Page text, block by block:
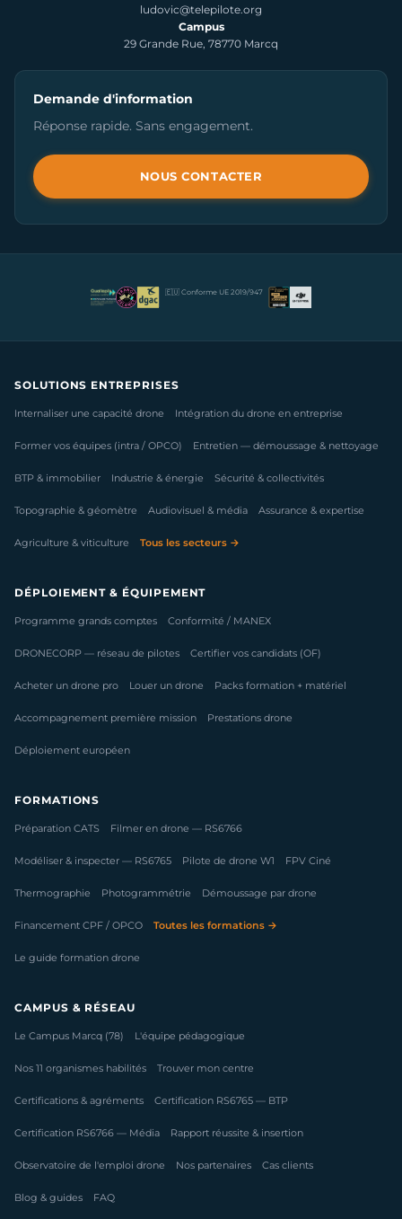
ludovic@telepilote.org
Campus
29 Grande Rue, 78770 Marcq
Demande d'information
Réponse rapide. Sans engagement.
NOUS CONTACTER
🇪🇺 Conforme UE 2019/947
SOLUTIONS ENTREPRISES
Internaliser une capacité drone Intégration du drone en entreprise
Former vos équipes (intra / OPCO) Entretien — démoussage & nettoyage
BTP & immobilier Industrie & énergie Sécurité & collectivités
Topographie & géomètre Audiovisuel & média Assurance & expertise
Agriculture & viticulture Tous les secteurs →
DÉPLOIEMENT & ÉQUIPEMENT
Programme grands comptes Conformité / MANEX
DRONECORP — réseau de pilotes Certifier vos candidats (OF)
Acheter un drone pro Louer un drone Packs formation + matériel
Accompagnement première mission Prestations drone
Déploiement européen
FORMATIONS
Préparation CATS Filmer en drone — RS6766
Modéliser & inspecter — RS6765 Pilote de drone W1 FPV Ciné
Thermographie Photogrammétrie Démoussage par drone
Financement CPF / OPCO Toutes les formations →
Le guide formation drone
CAMPUS & RÉSEAU
Le Campus Marcq (78) L'équipe pédagogique
Nos 11 organismes habilités Trouver mon centre
Certifications & agréments Certification RS6765 — BTP
Certification RS6766 — Média Rapport réussite & insertion
Observatoire de l'emploi drone Nos partenaires Cas clients
Blog & guides FAQ